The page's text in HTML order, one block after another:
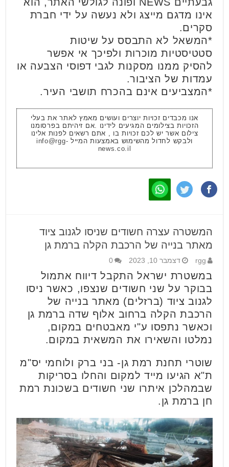
אינו מדגם מייצג ולא נעשה על ידי חברת
סקרים.
*המשאל לא התבסס על שיטות
סטטיסטיות מוכרות ולפיכך אי אפשר
להסיק ממנו מסקנות לגבי דפוסי הצבעה או
עמדות של הציבור.
*המצביעים אינם בהכרח תושבי העיר.
אנו מכבדים זכויות יוצרים ועושים מאמץ לאתר את בעלי
הזכויות בצילומים המגיעים לידינו .אם זיהיתם בפרסומנו
צילום אשר יש לכם זכויות בו , אתם רשאים לפנות אלינו
ולבקש לחדול מהשימוש באמצעות המייל info@rgg-
news.co.il
המשטרה עצרה חשודים שניסו לגנוב ציוד
מאתר בנייה של הרכבת הקלה ברמת גן
rgg דצמבר 10, 2023 0
במשטרת ישראל התקבל דיווח אתמול
בבוקר על שני חשודים שנצפו, כאשר ניסו
לגנוב ציוד (ברזלים) מאתר בנייה של
הרכבת הקלה ברחוב אלוף שדה ברמת גן
וכאשר נתפסו ע"י מאבטחים במקום,
נמלטו והשאירו את המשאית במקום.
שוטרי תחנת רמת גן- בני ברק ולוחמי יס"מ
ת"א הגיעו מייד למקום והחלו בסריקות
שבמהלכן איתרו שני חשודים בשכונת רמת
חן ברמת גן.